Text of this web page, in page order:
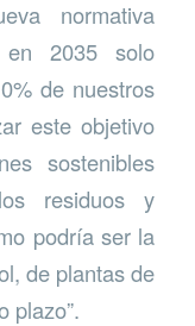
normativa
2035 solo
de nuestros
este objetivo
sostenibles
residuos y
podría ser la
de plantas de
plazo”.